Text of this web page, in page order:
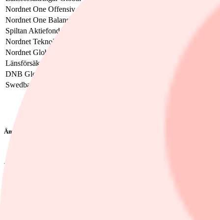
Nordnet One Offensiv
Nordnet One Balanserad
Spiltan Aktiefond Investmentbolag
Nordnet Teknologi Index
Nordnet Global Index
Länsförsäkringar Tillväxtmarknad Index
DNB Global Indeks
Swedbank Robur Access Asien
Ämnen i artikeln
Nordnet